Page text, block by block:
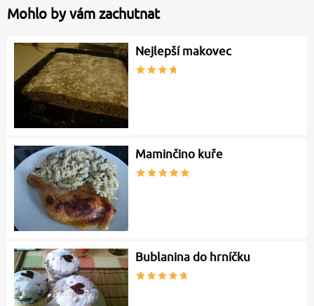
Mohlo by vám zachutnat
Nejlepší makovec
Maminčino kuře
Bublanina do hrníčku